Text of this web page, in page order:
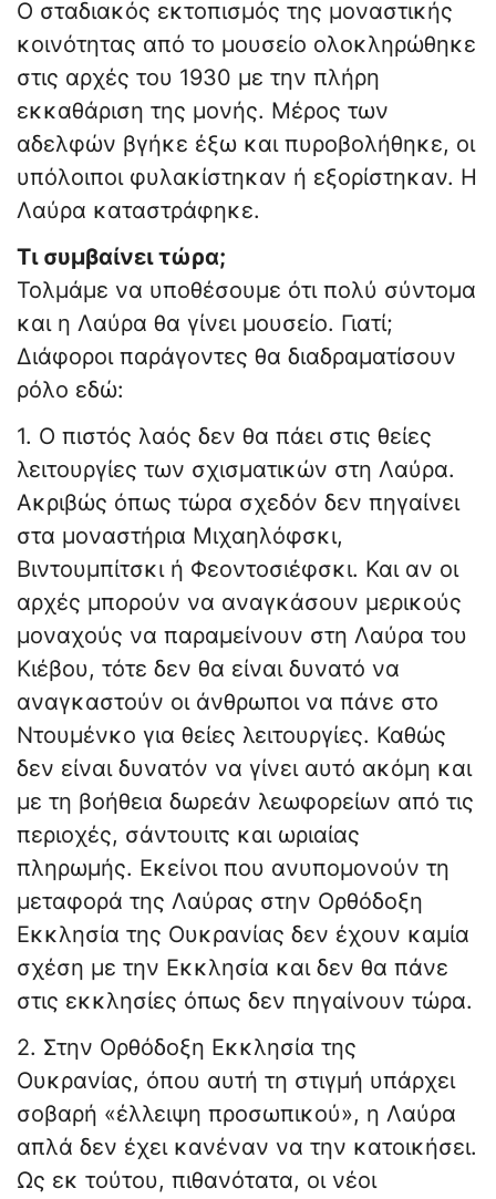
Ο σταδιακός εκτοπισμός της μοναστικής
κοινότητας από το μουσείο ολοκληρώθηκε
στις αρχές του 1930 με την πλήρη
εκκαθάριση της μονής. Μέρος των
αδελφών βγήκε έξω και πυροβολήθηκε, οι
υπόλοιποι φυλακίστηκαν ή εξορίστηκαν. Η
Λαύρα καταστράφηκε.
Τι συμβαίνει τώρα;
Τολμάμε να υποθέσουμε ότι πολύ σύντομα
και η Λαύρα θα γίνει μουσείο. Γιατί;
Διάφοροι παράγοντες θα διαδραματίσουν
ρόλο εδώ:
1. Ο πιστός λαός δεν θα πάει στις θείες
λειτουργίες των σχισματικών στη Λαύρα.
Ακριβώς όπως τώρα σχεδόν δεν πηγαίνει
στα μοναστήρια Μιχαηλόφσκι,
Βιντουμπίτσκι ή Φεοντοσιέφσκι. Και αν οι
αρχές μπορούν να αναγκάσουν μερικούς
μοναχούς να παραμείνουν στη Λαύρα του
Κιέβου, τότε δεν θα είναι δυνατό να
αναγκαστούν οι άνθρωποι να πάνε στο
Ντουμένκο για θείες λειτουργίες. Καθώς
δεν είναι δυνατόν να γίνει αυτό ακόμη και
με τη βοήθεια δωρεάν λεωφορείων από τις
περιοχές, σάντουιτς και ωριαίας
πληρωμής. Εκείνοι που ανυπομονούν τη
μεταφορά της Λαύρας στην Ορθόδοξη
Εκκλησία της Ουκρανίας δεν έχουν καμία
σχέση με την Εκκλησία και δεν θα πάνε
στις εκκλησίες όπως δεν πηγαίνουν τώρα.
2. Στην Ορθόδοξη Εκκλησία της
Ουκρανίας, όπου αυτή τη στιγμή υπάρχει
σοβαρή «έλλειψη προσωπικού», η Λαύρα
απλά δεν έχει κανέναν να την κατοικήσει.
Ως εκ τούτου, πιθανότατα, οι νέοι